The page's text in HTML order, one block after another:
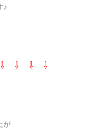
♪
⇩ ⇩ ⇩
が